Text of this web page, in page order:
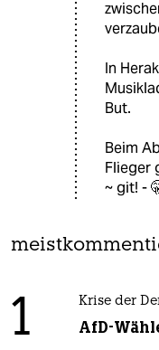
In
But.
Beim
Flieger
~ git! -
1 Krise der
AfD-